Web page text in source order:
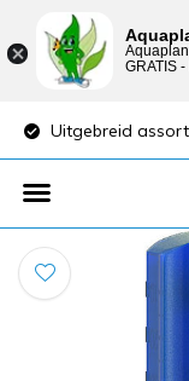
Uitgebreid
GRATIS